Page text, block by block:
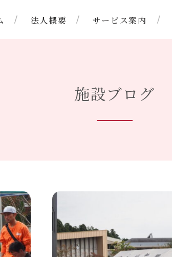
法人概要 サービス案内
施設ブログ